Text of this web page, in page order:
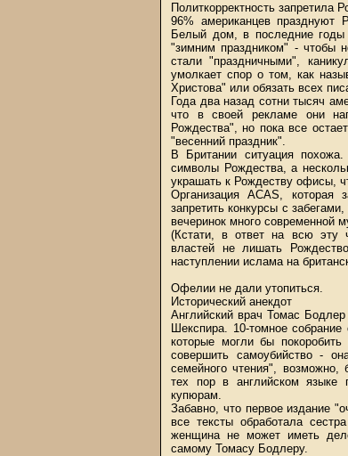
Политкорректность запретила
96% американцев празднуют
Белый дом, в последние годы
"зимним праздником" - чтобы
стали "праздничными",
умолкает спор о том, как
Христова" или обязать всех
Года два назад сотни тысяч
что в своей рекламе они
Рождества", но пока все
"весенний праздник".
В Британии ситуация
символы Рождества, а
украшать к Рождеству офисы,
Организация ACAS, которая
запретить конкурсы с
вечеринок много современной
(Кстати, в ответ на всю эту
властей не лишать
наступлении ислама на
Офелии не дали утопиться.
Исторический анекдот
Английский врач Томас
Шекспира. 10-томное
которые могли бы
совершить самоубийство -
семейного чтения", возможно,
тех пор в английском языке
купюрам.
Забавно, что первое издание
все тексты обработала
женщина не может иметь
самому Томасу Бодлеру.